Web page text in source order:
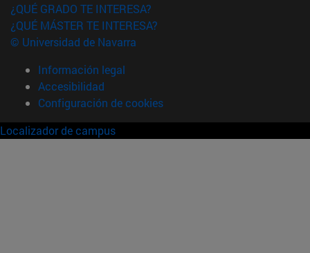
¿QUÉ GRADO TE INTERESA?
¿QUÉ MÁSTER TE INTERESA?
© Universidad de Navarra
Información legal
Accesibilidad
Configuración de cookies
Localizador de campus